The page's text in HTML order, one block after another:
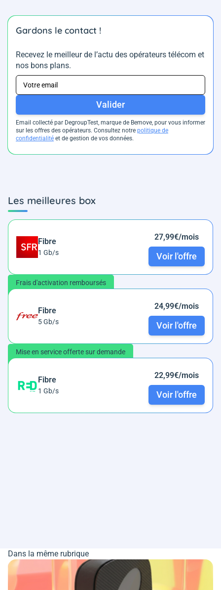
Gardons le contact !
Recevez le meilleur de l’actu des opérateurs télécom et
nos bons plans.
Valider
Email collecté par DegroupTest, marque de Bemove, pour vous informer
sur les offres des opérateurs. Consultez notre politique de
confidentialité et de gestion de vos données.
Les meilleures box
Fibre
1 Gb/s
27,99€/mois
Voir l'offre
Frais d'activation remboursés
Fibre
5 Gb/s
24,99€/mois
Voir l'offre
Mise en service offerte sur demande
Fibre
1 Gb/s
22,99€/mois
Voir l'offre
Dans la même rubrique